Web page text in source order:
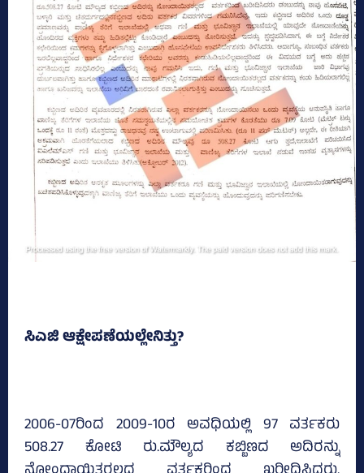
ಸಿಎಜಿ ಆಕ್ಷೇಪಣೆಯಲ್ಲೇನಿತ್ತು?
2006-07ರಿಂದ 2009-10ರ ಅವಧಿಯಲ್ಲಿ 97 ವರ್ತಕರು
508.27 ಕೋಟಿ ರು.ಮೌಲ್ಯದ ಕಬ್ಬಿಣದ ಅದಿರನ್ನು